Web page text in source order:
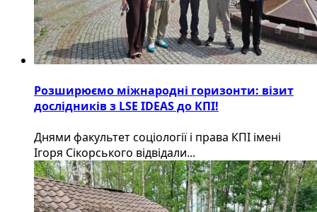
Розширюємо міжнародні горизонти: візит
дослідників з LSE IDEAS до КПІ!
Днями факультет соціології і права КПІ імені
Ігоря Сікорського відвідали...